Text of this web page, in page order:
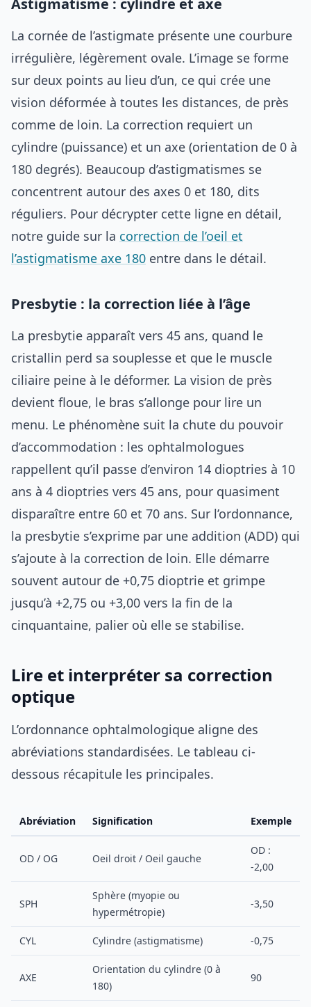
La cornée de l’astigmate présente une courbure
irrégulière, légèrement ovale. L’image se forme
sur deux points au lieu d’un, ce qui crée une
vision déformée à toutes les distances, de près
comme de loin. La correction requiert un
cylindre (puissance) et un axe (orientation de 0 à
180 degrés). Beaucoup d’astigmatismes se
concentrent autour des axes 0 et 180, dits
réguliers. Pour décrypter cette ligne en détail,
notre guide sur la correction de l’oeil et
l’astigmatisme axe 180 entre dans le détail.
Presbytie : la correction liée à l’âge
La presbytie apparaît vers 45 ans, quand le
cristallin perd sa souplesse et que le muscle
ciliaire peine à le déformer. La vision de près
devient floue, le bras s’allonge pour lire un
menu. Le phénomène suit la chute du pouvoir
d’accommodation : les ophtalmologues
rappellent qu’il passe d’environ 14 dioptries à 10
ans à 4 dioptries vers 45 ans, pour quasiment
disparaître entre 60 et 70 ans. Sur l’ordonnance,
la presbytie s’exprime par une addition (ADD) qui
s’ajoute à la correction de loin. Elle démarre
souvent autour de +0,75 dioptrie et grimpe
jusqu’à +2,75 ou +3,00 vers la fin de la
cinquantaine, palier où elle se stabilise.
Lire et interpréter sa correction
optique
L’ordonnance ophtalmologique aligne des
abréviations standardisées. Le tableau ci-
dessous récapitule les principales.
Abréviation Signification Exemple
OD / OG Oeil droit / Oeil gauche
OD :
-2,00
SPH
Sphère (myopie ou
hypermétropie)
-3,50
CYL Cylindre (astigmatisme) -0,75
AXE
Orientation du cylindre (0 à
180)
90